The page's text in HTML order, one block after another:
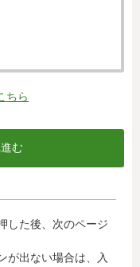
への対応のために利
情報等は、カード発
に、お客様が利用
ていただきます。(氏
ちら
した後、次のページ
が出ない場合は、入